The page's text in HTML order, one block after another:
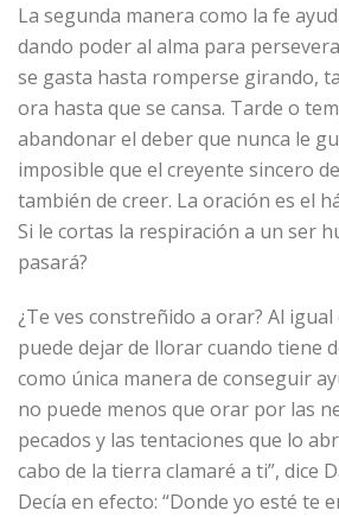
La segunda manera como la fe
dando poder al alma para
se gasta hasta romperse girando,
ora hasta que se cansa. Tarde o
abandonar el deber que nunca le
imposible que el creyente sincero
también de creer. La oración es el
Si le cortas la respiración a un ser
pasará?
¿Te ves constreñido a orar? Al
puede dejar de llorar cuando tiene
como única manera de conseguir
no puede menos que orar por las
pecados y las tentaciones que lo
cabo de la tierra clamaré a ti”, dice
Decía en efecto: “Donde yo esté te